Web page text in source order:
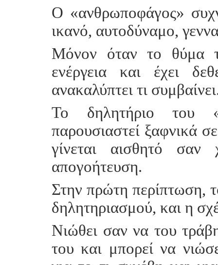
Ο «ανθρωποφάγος»
ικανό, αυτοδύναμο,
Μόνον όταν το θύμα
ενέργεια και έχει
ανακαλύπτει τι
Το δηλητήριο του
παρουσιαστεί ξαφνικά
γίνεται αισθητό σαν
απογοήτευση.
Στην πρώτη περίπτωση,
δηλητηριασμού, και η
Νιώθει σαν να του
του και μπορεί να